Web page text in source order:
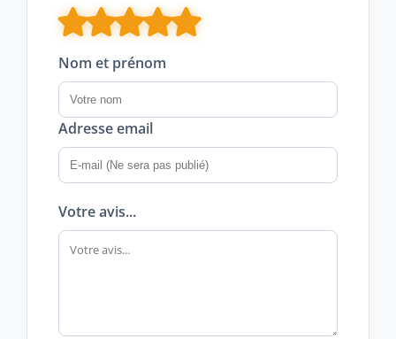
Nom et prénom
Adresse email
Votre avis...